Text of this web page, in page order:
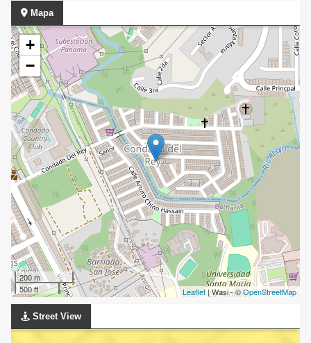
Mapa
+
−
200 m
500 ft
Leaflet| Wasi - ©OpenStreetMap
Street View